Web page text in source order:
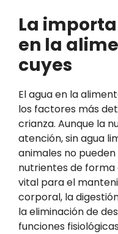
La
en la
cuyes
El agua en la
los factores más
crianza. Aunque la
atención, sin agua
animales no
nutrientes de forma
vital para el
corporal, la
la eliminación de
funciones